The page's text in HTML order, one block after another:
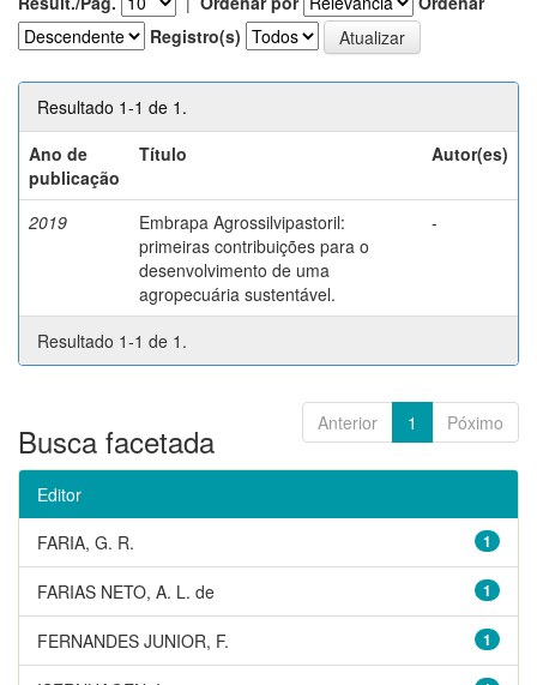
Registro(s)
Resultado 1-1 de 1.
Ano de
publicação
Título Autor(es)
2019
Embrapa Agrossilvipastoril:
primeiras contribuições para o
desenvolvimento de uma
agropecuária sustentável.
-
Resultado 1-1 de 1.
Anterior 1 Póximo
Busca facetada
Editor
1
FARIA, G. R.
1
FARIAS NETO, A. L. de
1
FERNANDES JUNIOR, F.